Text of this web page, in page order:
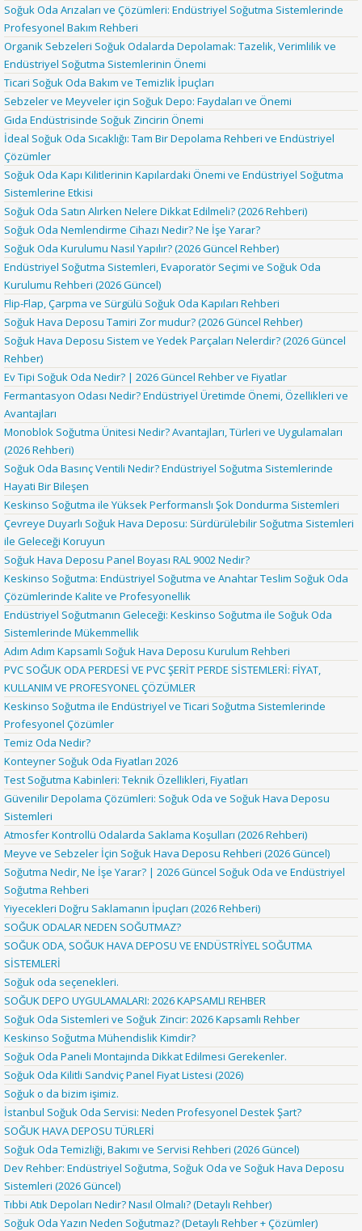
Soğuk Oda Arızaları ve Çözümleri: Endüstriyel Soğutma Sistemlerinde
Profesyonel Bakım Rehberi
Organik Sebzeleri Soğuk Odalarda Depolamak: Tazelik, Verimlilik ve
Endüstriyel Soğutma Sistemlerinin Önemi
Ticari Soğuk Oda Bakım ve Temizlik İpuçları
Sebzeler ve Meyveler için Soğuk Depo: Faydaları ve Önemi
Gıda Endüstrisinde Soğuk Zincirin Önemi
İdeal Soğuk Oda Sıcaklığı: Tam Bir Depolama Rehberi ve Endüstriyel
Çözümler
Soğuk Oda Kapı Kilitlerinin Kapılardaki Önemi ve Endüstriyel Soğutma
Sistemlerine Etkisi
Soğuk Oda Satın Alırken Nelere Dikkat Edilmeli? (2026 Rehberi)
Soğuk Oda Nemlendirme Cihazı Nedir? Ne İşe Yarar?
Soğuk Oda Kurulumu Nasıl Yapılır? (2026 Güncel Rehber)
Endüstriyel Soğutma Sistemleri, Evaporatör Seçimi ve Soğuk Oda
Kurulumu Rehberi (2026 Güncel)
Flip-Flap, Çarpma ve Sürgülü Soğuk Oda Kapıları Rehberi
Soğuk Hava Deposu Tamiri Zor mudur? (2026 Güncel Rehber)
Soğuk Hava Deposu Sistem ve Yedek Parçaları Nelerdir? (2026 Güncel
Rehber)
Ev Tipi Soğuk Oda Nedir? | 2026 Güncel Rehber ve Fiyatlar
Fermantasyon Odası Nedir? Endüstriyel Üretimde Önemi, Özellikleri ve
Avantajları
Monoblok Soğutma Ünitesi Nedir? Avantajları, Türleri ve Uygulamaları
(2026 Rehberi)
Soğuk Oda Basınç Ventili Nedir? Endüstriyel Soğutma Sistemlerinde
Hayati Bir Bileşen
Keskinso Soğutma ile Yüksek Performanslı Şok Dondurma Sistemleri
Çevreye Duyarlı Soğuk Hava Deposu: Sürdürülebilir Soğutma Sistemleri
ile Geleceği Koruyun
Soğuk Hava Deposu Panel Boyası RAL 9002 Nedir?
Keskinso Soğutma: Endüstriyel Soğutma ve Anahtar Teslim Soğuk Oda
Çözümlerinde Kalite ve Profesyonellik
Endüstriyel Soğutmanın Geleceği: Keskinso Soğutma ile Soğuk Oda
Sistemlerinde Mükemmellik
Adım Adım Kapsamlı Soğuk Hava Deposu Kurulum Rehberi
PVC SOĞUK ODA PERDESİ VE PVC ŞERİT PERDE SİSTEMLERİ: FİYAT,
KULLANIM VE PROFESYONEL ÇÖZÜMLER
Keskinso Soğutma ile Endüstriyel ve Ticari Soğutma Sistemlerinde
Profesyonel Çözümler
Temiz Oda Nedir?
Konteyner Soğuk Oda Fiyatları 2026
Test Soğutma Kabinleri: Teknik Özellikleri, Fiyatları
Güvenilir Depolama Çözümleri: Soğuk Oda ve Soğuk Hava Deposu
Sistemleri
Atmosfer Kontrollü Odalarda Saklama Koşulları (2026 Rehberi)
Meyve ve Sebzeler İçin Soğuk Hava Deposu Rehberi (2026 Güncel)
Soğutma Nedir, Ne İşe Yarar? | 2026 Güncel Soğuk Oda ve Endüstriyel
Soğutma Rehberi
Yiyecekleri Doğru Saklamanın İpuçları (2026 Rehberi)
SOĞUK ODALAR NEDEN SOĞUTMAZ?
SOĞUK ODA, SOĞUK HAVA DEPOSU VE ENDÜSTRİYEL SOĞUTMA
SİSTEMLERİ
Soğuk oda seçenekleri.
SOĞUK DEPO UYGULAMALARI: 2026 KAPSAMLI REHBER
Soğuk Oda Sistemleri ve Soğuk Zincir: 2026 Kapsamlı Rehber
Keskinso Soğutma Mühendislik Kimdir?
Soğuk Oda Paneli Montajında Dikkat Edilmesi Gerekenler.
Soğuk Oda Kilitli Sandviç Panel Fiyat Listesi (2026)
Soğuk o da bizim işimiz.
İstanbul Soğuk Oda Servisi: Neden Profesyonel Destek Şart?
SOĞUK HAVA DEPOSU TÜRLERİ
Soğuk Oda Temizliği, Bakımı ve Servisi Rehberi (2026 Güncel)
Dev Rehber: Endüstriyel Soğutma, Soğuk Oda ve Soğuk Hava Deposu
Sistemleri (2026 Güncel)
Tıbbi Atık Depoları Nedir? Nasıl Olmalı? (Detaylı Rehber)
Soğuk Oda Yazın Neden Soğutmaz? (Detaylı Rehber + Çözümler)